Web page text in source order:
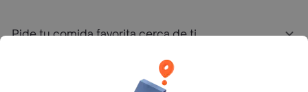
Pide tu comida favorita cerca de ti